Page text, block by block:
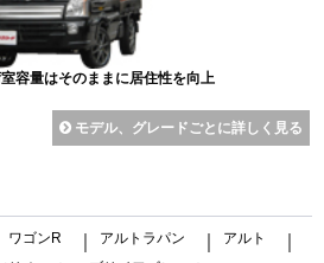
容量はそのままに居住性を向上
モデル、グレードごとに詳しく見る
ワゴンR アルトラパン アルト